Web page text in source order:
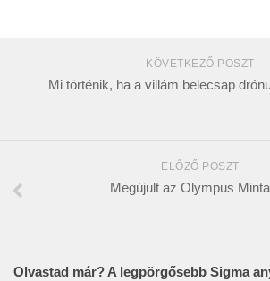
KÖVETKEZŐ POSZT
Mi történik, ha a villám belecsap
ELŐZŐ POSZT
Megújult az Olympus
Olvastad már? A legpörgősebb Sigma